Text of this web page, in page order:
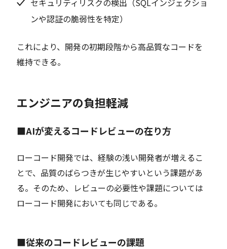
セキュリティリスクの検出（SQLインジェクショ
ンや認証の脆弱性を特定）
これにより、開発の初期段階から高品質なコードを
維持できる。
エンジニアの負担軽減
■AIが変えるコードレビューの在り方
ローコード開発では、経験の浅い開発者が増えるこ
とで、品質のばらつきが生じやすいという課題があ
る。そのため、レビューの必要性や課題については
ローコード開発においても同じである。
■従来のコードレビューの課題